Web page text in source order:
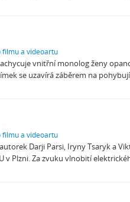
filmu a videoartu
vnitřní monolog ženy
se uzavírá záběrem na
filmu a videoartu
Darji Parsi, Iryny Tsaryk a
v Plzni. Za zvuku vlnobití